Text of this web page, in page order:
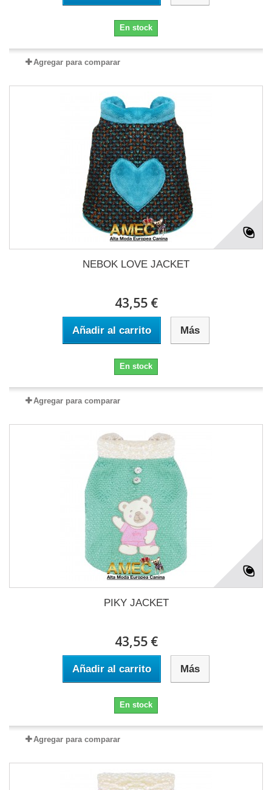
En stock
Agregar para comparar
NEBOK LOVE JACKET
43,55 €
Añadir al carrito Más
En stock
Agregar para comparar
PIKY JACKET
43,55 €
Añadir al carrito Más
En stock
Agregar para comparar